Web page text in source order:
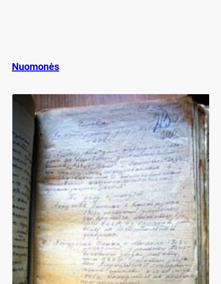
Nuomonės